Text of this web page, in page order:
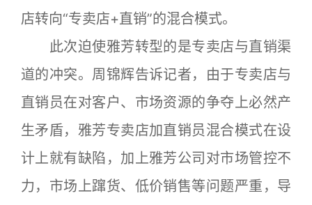
店转向“专卖店+直销”的混合模式。
此次迫使雅芳转型的是专卖店与直销渠
道的冲突。周锦辉告诉记者，由于专卖店与
直销员在对客户、市场资源的争夺上必然产
生矛盾，雅芳专卖店加直销员混合模式在设
计上就有缺陷，加上雅芳公司对市场管控不
力，市场上蹿货、低价销售等问题严重，导